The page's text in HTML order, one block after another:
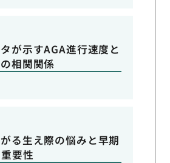
が示すAGA進行速度と
相関関係
る生え際の悩みと早期
要性